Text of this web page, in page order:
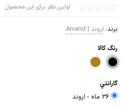
اولین نظر برای این محصول
برند: اروند | Arvand
رنگ كالا
گارانتي
36 ماه - اروند